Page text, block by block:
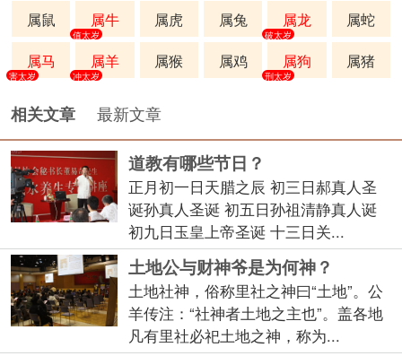
属鼠 属牛
值太岁
属虎 属兔 属龙
破太岁
属蛇
属马
害太岁
属羊
冲太岁
属猴 属鸡 属狗
刑太岁
属猪
相关文章 最新文章
道教有哪些节日？
正月初一日天腊之辰 初三日郝真人圣
诞孙真人圣诞 初五日孙祖清静真人诞
初九日玉皇上帝圣诞 十三日关...
土地公与财神爷是为何神？
土地社神，俗称里社之神曰“土地”。公
羊传注：“社神者土地之主也”。盖各地
凡有里社必祀土地之神，称为...